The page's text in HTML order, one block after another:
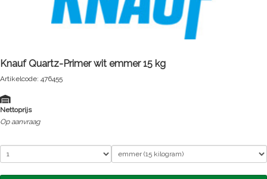
Knauf Quartz-Primer wit emmer 15 kg
Artikelcode: 476455
Nettoprijs
Op aanvraag